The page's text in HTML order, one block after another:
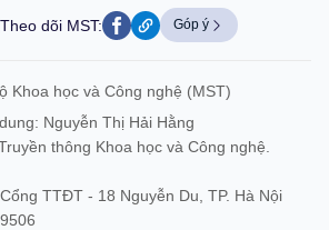
Theo dõi MST: Góp ý
Khoa học và Công nghệ (MST)
Nguyễn Thị Hải Hằng
thông Khoa học và Công nghệ.
TTĐT - 18 Nguyễn Du, TP. Hà Nội